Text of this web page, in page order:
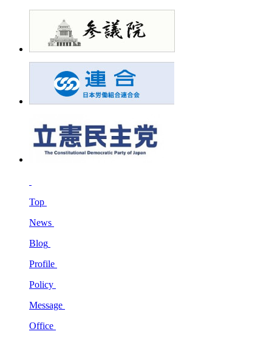
Top
News
Blog
Profile
Policy
Message
Office